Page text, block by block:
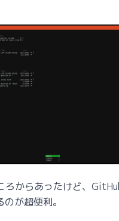
からあったけど、
が超便利。